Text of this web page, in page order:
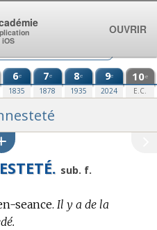
6e
1835
7e
1878
8e
1935
9e
2024
10e
E.C.
sub. f.
seance. Il y a de la
OUVRIR